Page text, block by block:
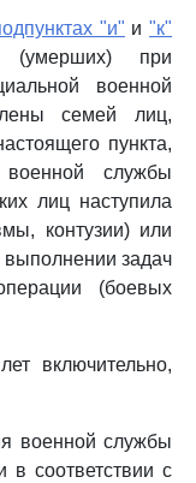
"и" и"к"
(умерших) при
военной
семей лиц,
пункта,
службы
лиц наступила
контузии) или
задач
(боевых
включительно,
военной службы
соответствии с